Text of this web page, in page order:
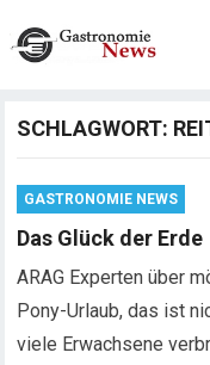
SCHLAGWORT:
GASTRONOMIE NEWS
Das Glück der Erde
ARAG Experten über
Pony-Urlaub, das ist
viele Erwachsene